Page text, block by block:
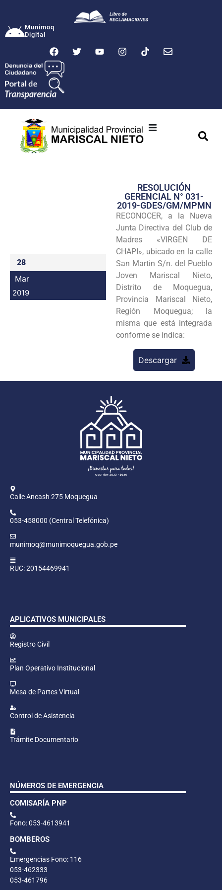
Munimoq
Digital
Transparencia
Seguridad
Programas
Intranet
28
Mar
2019
RESOLUCIÓN
GERENCIAL N° 031-
2019-GDES/GM/MPMN
RECONOCER, a la Nueva
Junta Directiva del Club de
Madres «VIRGEN DE
CHAPI», ubicado en la calle
San Martin S/n. del Pueblo
Joven Mariscal Nieto,
Distrito de Moquegua,
Provincia Mariscal Nieto,
Región Moquegua; la
misma que está integrada
conforme se indica:
Descargar
Calle Ancash 275 Moquegua
053-458000 (Central Telefónica)
munimoq@munimoquegua.gob.pe
RUC: 20154469941
APLICATIVOS MUNICIPALES
Registro Civil
Plan Operativo Institucional
Mesa de Partes Virtual
Control de Asistencia
Trámite Documentario
NÚMEROS DE EMERGENCIA
COMISARÍA PNP
Fono: 053-4613941
BOMBEROS
Emergencias Fono: 116
053-462333
053-461796